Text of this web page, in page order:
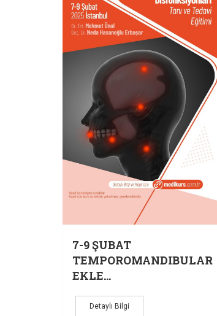
7-9 ŞUBAT
TEMPOROMANDIBULAR
EKLE...
Detaylı Bilgi